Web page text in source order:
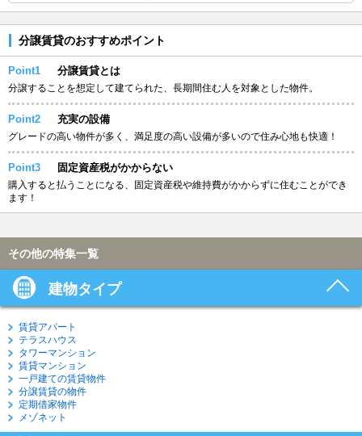
分譲賃貸のおすすめポイント
Point1 分譲賃貸とは
分譲することを想定して建てられた、長期間住む人を対象とした物件。
Point2 充実の設備
グレードの高い物件が多く、満足度の高い設備が多いので住み心地も快適！
Point3 固定資産税がかからない
購入すると払うことになる、固定資産税や維持費がかからずに住むことができ
ます！
その他の特集一覧
建物タイプ
賃貸アパート
テラスハウス
タワーマンション
賃貸マンション
一戸建ての賃貸物件
分譲賃貸の物件
定期借家物件
メゾネット